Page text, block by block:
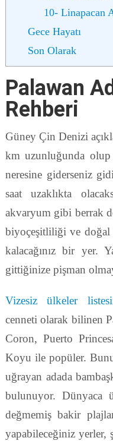
10- Linapacan
Gece Hayatı
Son Olarak
Palawan
Rehberi
Güney Çin Denizi
km uzunluğunda
neresine giderseniz
saat uzaklıkta
akvaryum gibi berrak
biyoçeşitliliği ve
kalacağınız bir yer.
gittiğinize pişman
Vizesiz ülkeler listesi
cenneti olarak bilinen
Coron, Puerto
Koyu ile popüler.
uğrayan adada
bulunuyor. Dünyaca
değmemiş bakir
yapabileceğiniz